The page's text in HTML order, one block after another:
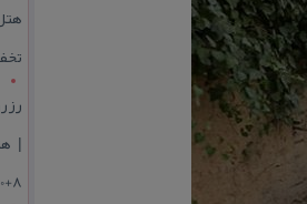
8+50% تخفیف